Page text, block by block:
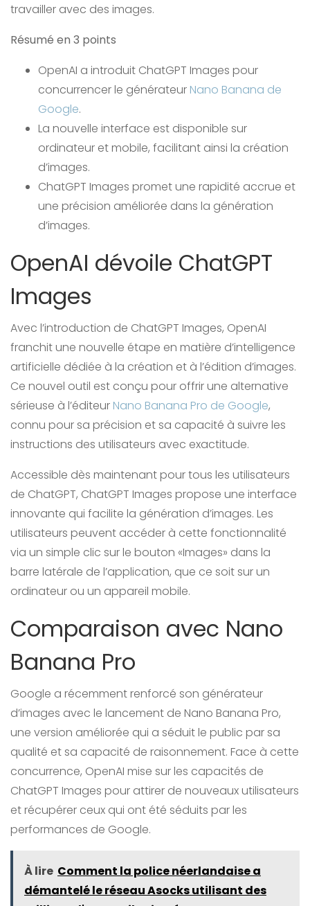
travailler avec des images.
Résumé en 3 points
OpenAI a introduit ChatGPT Images pour
concurrencer le générateur Nano Banana de
Google.
La nouvelle interface est disponible sur
ordinateur et mobile, facilitant ainsi la création
d’images.
ChatGPT Images promet une rapidité accrue et
une précision améliorée dans la génération
d’images.
OpenAI dévoile ChatGPT
Images
Avec l’introduction de ChatGPT Images, OpenAI
franchit une nouvelle étape en matière d’intelligence
artificielle dédiée à la création et à l’édition d’images.
Ce nouvel outil est conçu pour offrir une alternative
sérieuse à l’éditeur Nano Banana Pro de Google,
connu pour sa précision et sa capacité à suivre les
instructions des utilisateurs avec exactitude.
Accessible dès maintenant pour tous les utilisateurs
de ChatGPT, ChatGPT Images propose une interface
innovante qui facilite la génération d’images. Les
utilisateurs peuvent accéder à cette fonctionnalité
via un simple clic sur le bouton «Images» dans la
barre latérale de l’application, que ce soit sur un
ordinateur ou un appareil mobile.
Comparaison avec Nano
Banana Pro
Google a récemment renforcé son générateur
d’images avec le lancement de Nano Banana Pro,
une version améliorée qui a séduit le public par sa
qualité et sa capacité de raisonnement. Face à cette
concurrence, OpenAI mise sur les capacités de
ChatGPT Images pour attirer de nouveaux utilisateurs
et récupérer ceux qui ont été séduits par les
performances de Google.
À lire Comment la police néerlandaise a
démantelé le réseau Asocks utilisant des